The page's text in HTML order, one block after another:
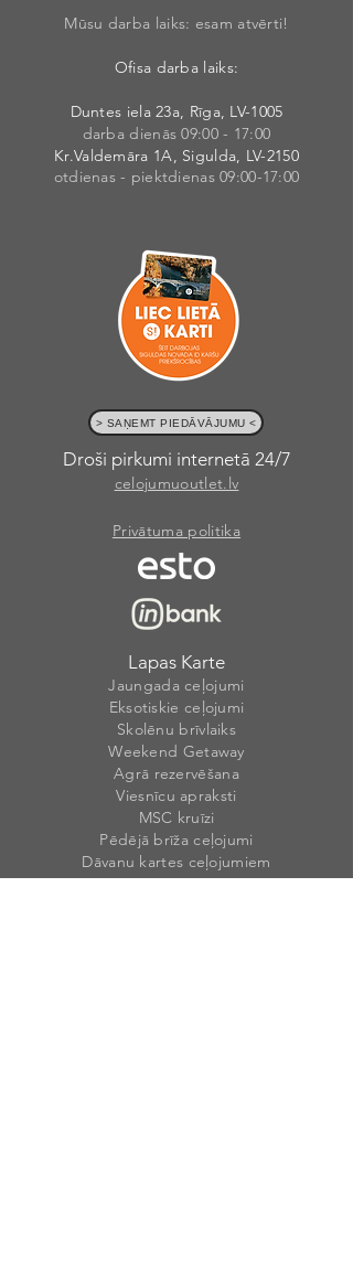
Mūsu darba laiks: esam atvērti!
Ofisa darba laiks:
Duntes iela 23a, Rīga, LV-1005
darba dienās 09:00 - 17:00
Kr.Valdemāra 1A, Sigulda, LV-2150
otdienas - piektdienas 09:00-17:00
> SAŅEMT PIEDĀVĀJUMU <
Droši pirkumi internetā 24/7
celojumuoutlet.lv
Privātuma politika
Lapas Karte
Jaungada ceļojumi
Eksotiskie ceļojumi
Skolēnu brīvlaiks
Weekend Getaway
Agrā rezervēšana
Viesnīcu apraksti
MSC kruīzi
Pēdējā brīža ceļojumi
Dāvanu kartes ceļojumiem